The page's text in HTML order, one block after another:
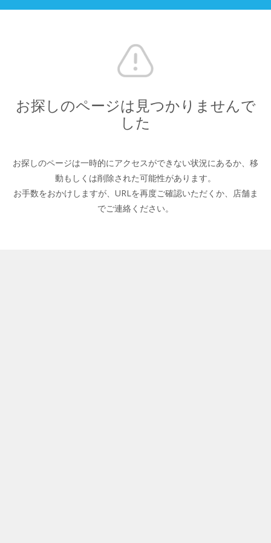
お探しのページは見つかりませんで
した
お探しのページは一時的にアクセスができない状況にあるか、 移
動もしくは削除された可能性があります。
お手数をおかけしますが、URLを再度ご確認いただくか、 店舗ま
でご連絡ください。